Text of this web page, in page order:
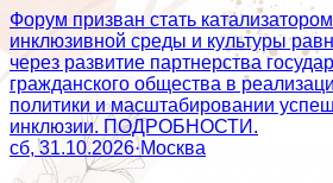
Форум призван стать
инклюзивной среды и культуры
через развитие партнерства
гражданского общества в
политики и масштабировании
инклюзии. ПОДРОБНОСТИ.
сб, 31.10.2026·Москва